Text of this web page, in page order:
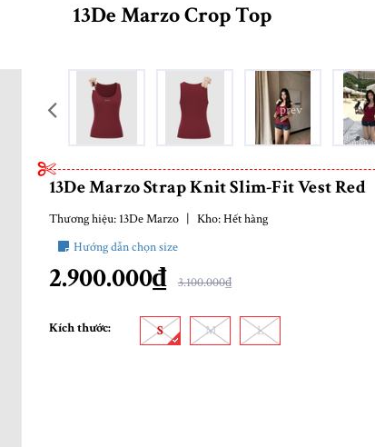
13De Marzo Crop Top
prev
13De Marzo Strap Knit Slim-Fit Vest Red
Thương hiệu: 13De Marzo | Kho:Hết hàng
Hướng dẫn chọn size
2.900.000₫ 3.100.000₫
Kích thước: S M L